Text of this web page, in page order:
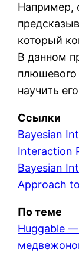
Например,
который
В данном
плюшевого
научить
Ссылки
Bayesian
Interaction
Bayesian
Approach
По теме
Huggable